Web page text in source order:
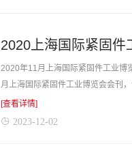
2020年11月上海国际紧固件工业
月上海国际紧固件工业博览会会刊
[查看详情]
2023-12-02